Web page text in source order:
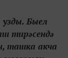
Быел
тирəсендə
ташка акча